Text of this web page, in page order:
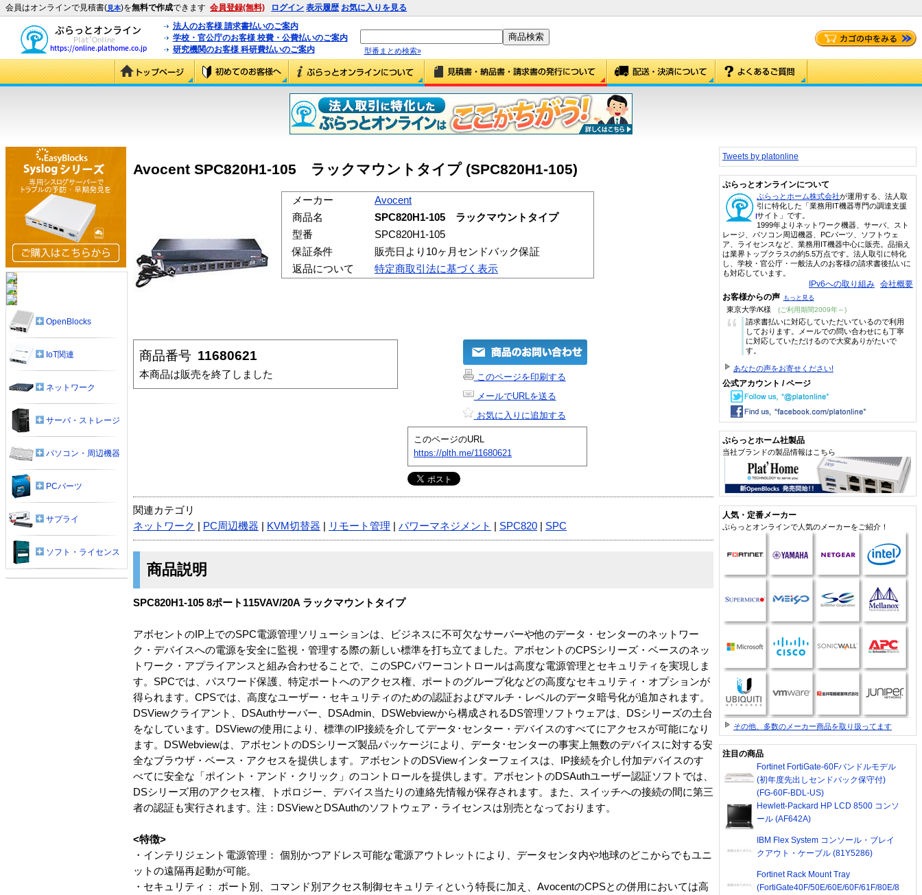
会員はオンラインで見積書(見本)を無料で作成できます 会員登録(無料) ログイン 表示履歴 お気に入りを見る
法人のお客様 請求書払いのご案内
学校・官公庁のお客様 校費・公費払いのご案内
研究機関のお客様 科研費払いのご案内
型番まとめ検索»
Avocent SPC820H1-105 ラックマウントタイプ (SPC820H1-105)
メーカー
Avocent
商品名
SPC820H1-105 ラックマウントタイプ
型番
SPC820H1-105
保証条件
販売日より10ヶ月センドバック保証
返品について
特定商取引法に基づく表示
商品番号 11680621
本商品は販売を終了しました
このページを印刷する
メールでURLを送る
お気に入りに追加する
このページのURL
https://plth.me/11680621
関連カテゴリ
ネットワーク
PC周辺機器 KVM切替器 リモート管理 パワーマネジメント SPC820 SPC
商品説明
SPC820H1-105 8ポート115VAV/20A ラックマウントタイプ
アボセントのIP上でのSPC電源管理ソリューションは、ビジネスに不可欠なサーバーや他のデータ・センターのネットワー
ク・デバイスへの電源を安全に監視・管理する際の新しい標準を打ち立てました。アボセントのCPSシリーズ・ベースのネッ
トワーク・アプライアンスと組み合わせることで、このSPCパワーコントロールは高度な電源管理とセキュリティを実現しま
す。SPCでは、パスワード保護、特定ポートへのアクセス権、ポートのグループ化などの高度なセキュリティ・オプションが
得られます。CPSでは、高度なユーザー・セキュリティのための認証およびマルチ・レベルのデータ暗号化が追加されます。
DSViewクライアント、DSAuthサーバー、DSAdmin、DSWebviewから構成されるDS管理ソフトウェアは、DSシリーズの土台
をなしています。DSViewの使用により、標準のIP接続を介してデータ･センター・デバイスのすべてにアクセスが可能になり
ます。DSWebviewは、アボセントのDSシリーズ製品パッケージにより、データ･センターの事実上無数のデバイスに対する安
全なブラウザ・ベース・アクセスを提供します。アボセントのDSViewインターフェイスは、IP接続を介し付加デバイスのす
べてに安全な「ポイント・アンド・クリック」のコントロールを提供します。アボセントのDSAuthユーザー認証ソフトでは、
DSシリーズ用のアクセス権、トポロジー、デバイス当たりの連絡先情報が保存されます。また、スイッチへの接続の間に第三
者の認証も実行されます。注：DSViewとDSAuthのソフトウェア・ライセンスは別売となっております。
<特徴>
・インテリジェント電源管理： 個別かつアドレス可能な電源アウトレットにより、データセンタ内や地球のどこからでもユニ
ットの遠隔再起動が可能。
・セキュリティ： ポート別、コマンド別アクセス制御セキュリティという特長に加え、AvocentのCPSとの併用においては高
OpenBlocks
IoT関連
ネットワーク
サーバ・ストレージ
パソコン・周辺機器
PCパーツ
サプライ
ソフト・ライセンス
Tweets by platonline
ぷらっとオンラインについて
ぷらっとホーム株式会社が運用する、法人取
引に特化した「業務用IT機器専門の調達支援
サイト」です。
1999年よりネットワーク機器、サーバ、スト
レージ、パソコン周辺機器、PCパーツ、ソフトウェ
ア、ライセンスなど、業務用IT機器中心に販売。品揃え
は業界トップクラスの約5.5万点です。法人取引に特化
し、学校・官公庁・一般法人のお客様の請求書後払いに
も対応しています。
IPv6への取り組み 会社概要
お客様からの声 もっと見る
東京大学/K様 (ご利用期間2009年～)
“
請求書払いに対応していただいているので利用
しております。メールでの問い合わせにも丁寧
に対応していただけるので大変ありがたいで
す。
あなたの声をお寄せください!
公式アカウント / ページ
ぷらっとホーム社製品
当社ブランドの製品情報はこちら
人気・定番メーカー
ぷらっとオンラインで人気のメーカーをご紹介！
その他、多数のメーカー商品を取り扱ってます
注目の商品
Fortinet FortiGate-60Fバンドルモデル
(初年度先出しセンドバック保守付)
(FG-60F-BDL-US)
Hewlett-Packard HP LCD 8500 コンソ
ール (AF642A)
IBM Flex System コンソール・ブレイ
クアウト・ケーブル (81Y5286)
Fortinet Rack Mount Tray
(FortiGate40F/50E/60E/60F/61F/80E/8